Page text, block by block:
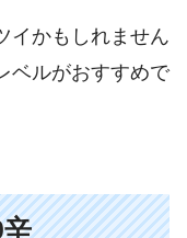
イかもしれません
ベルがおすすめで